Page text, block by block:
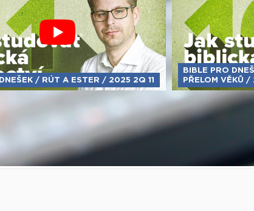
/ RÚT A ESTER / 2025 2Q 11
BIBLE PRO
PŘELOM VĚKŮ